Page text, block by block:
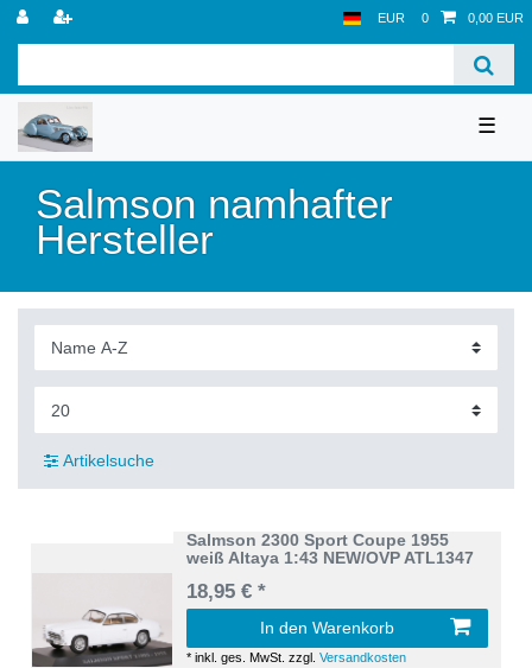
EUR 0 0,00 EUR
☰
Salmson namhafter
Hersteller
Artikelsuche
Salmson 2300 Sport Coupe 1955
weiß Altaya 1:43 NEW/OVP ATL1347
18,95 € *
In den Warenkorb
*inkl. ges. MwSt. zzgl.Versandkosten